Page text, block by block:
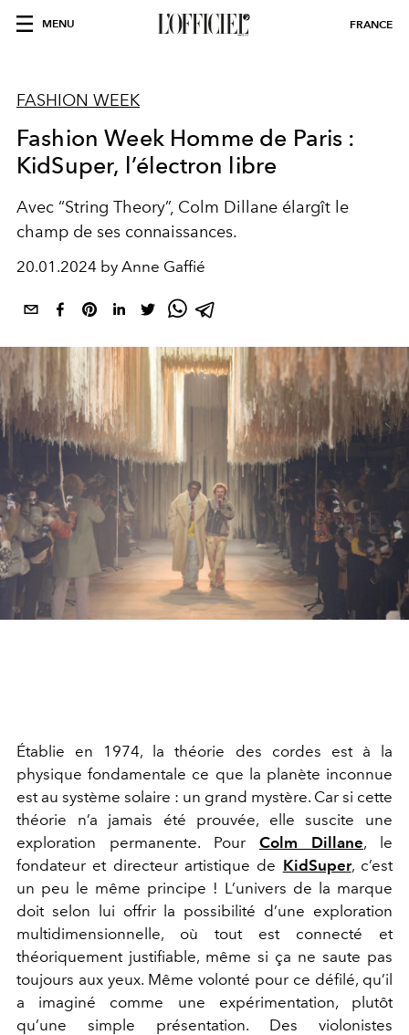
MENU FRANCE
FASHION WEEK
Fashion Week Homme de Paris :
KidSuper, l’électron libre
Avec “String Theory”, Colm Dillane élargît le
champ de ses connaissances.
20.01.2024 by Anne Gaffié
Établie en 1974, la théorie des cordes est à la
physique fondamentale ce que la planète inconnue
est au système solaire : un grand mystère. Car si cette
théorie n’a jamais été prouvée, elle suscite une
exploration permanente. Pour Colm Dillane, le
fondateur et directeur artistique de KidSuper, c’est
un peu le même principe ! L’univers de la marque
doit selon lui offrir la possibilité d’une exploration
multidimensionnelle, où tout est connecté et
théoriquement justifiable, même si ça ne saute pas
toujours aux yeux. Même volonté pour ce défilé, qu’il
a imaginé comme une expérimentation, plutôt
qu’une simple présentation. Des violonistes